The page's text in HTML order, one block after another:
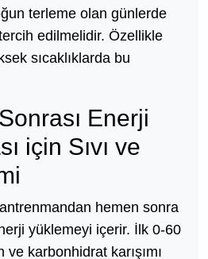
terleme olan günlerde
edilmelidir. Özellikle
sıcaklıklarda bu
Enerji
için Sıvı ve
hemen sonra
yüklemeyi içerir. İlk 0-60
karbonhidrat karışımı